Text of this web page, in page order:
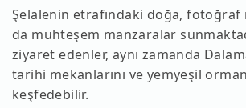
Şelalenin etrafındaki doğa, fotoğraf
da muhteşem manzaralar
ziyaret edenler, aynı zamanda
tarihi mekanlarını ve yemyeşil
keşfedebilir.